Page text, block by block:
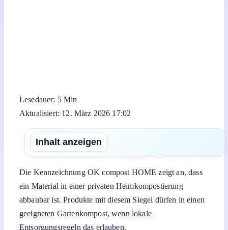
Lesedauer: 5 Min
Aktualisiert: 12. März 2026 17:02
Inhalt anzeigen
Die Kennzeichnung OK compost HOME zeigt an, dass
ein Material in einer privaten Heimkompostierung
abbaubar ist. Produkte mit diesem Siegel dürfen in einen
geeigneten Gartenkompost, wenn lokale
Entsorgungsregeln das erlauben.